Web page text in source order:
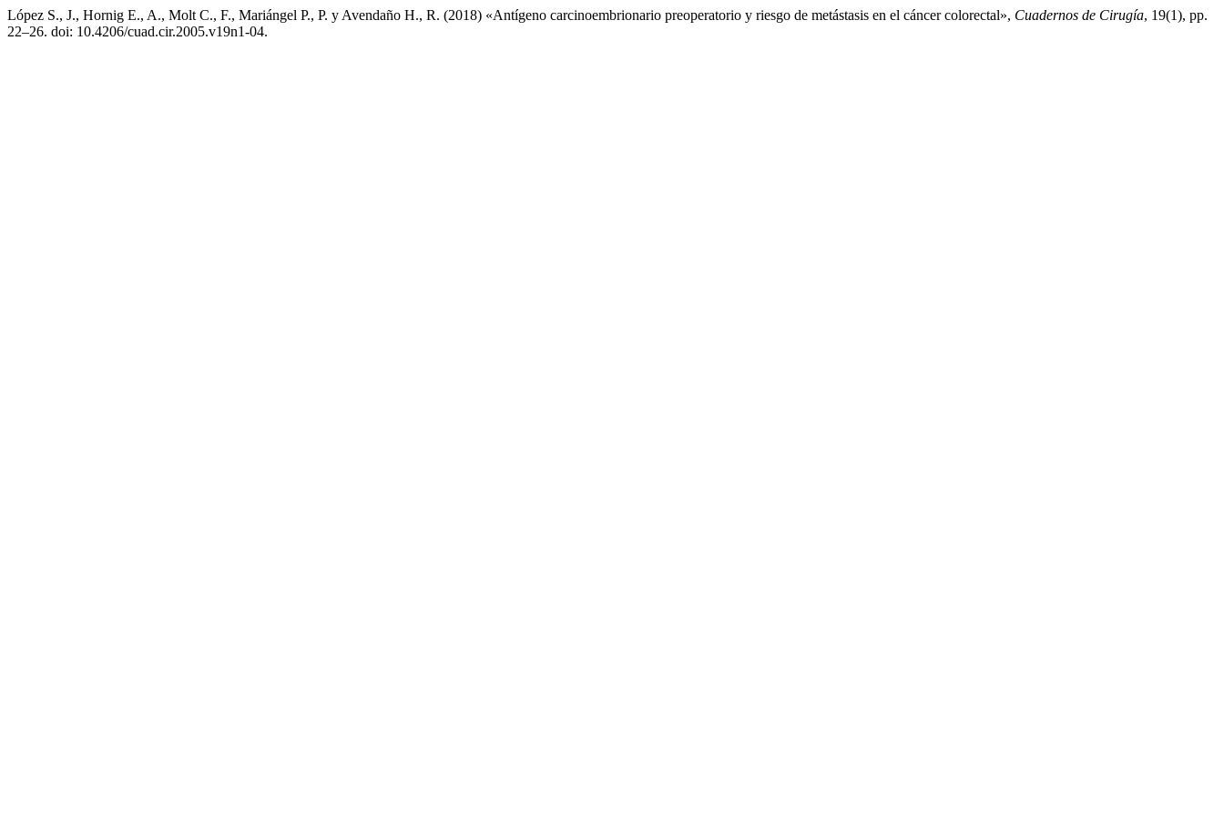
López S., J., Hornig E., A., Molt C., F., Mariángel P., P. y Avendaño H., R. (2018) «Antígeno carcinoembrionario preoperatorio y riesgo de metástasis en el cáncer colorectal», Cuadernos de Cirugía, 19(1), pp.
22–26. doi: 10.4206/cuad.cir.2005.v19n1-04.